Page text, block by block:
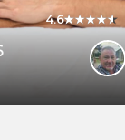
4.6